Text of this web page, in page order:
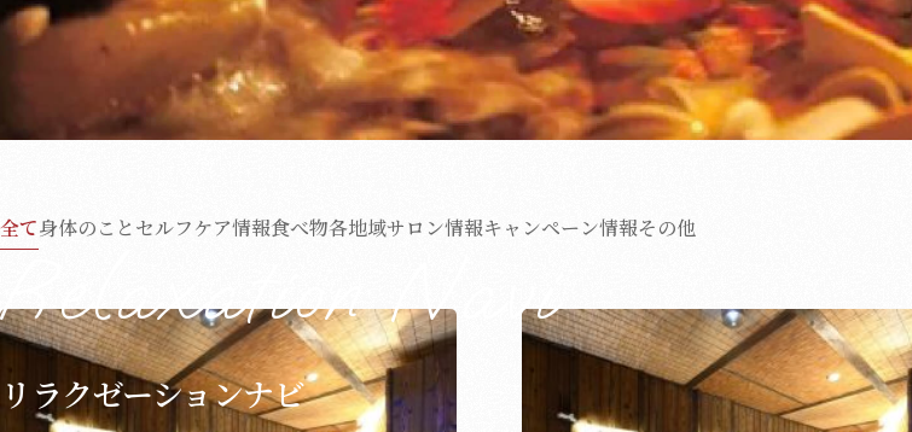
Relaxation Navi
リラクゼーションナビ
全て身体のことセルフケア情報食べ物各地域サロン情報キャンペーン情報その他